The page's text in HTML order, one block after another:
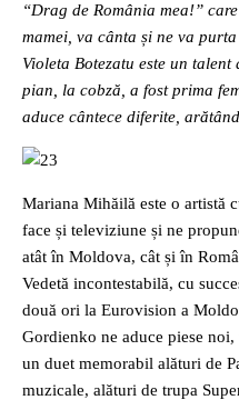
“Drag de România mea!”
mamei, va cânta și ne va
Violeta Botezatu este un
pian, la cobză, a fost prima
aduce cântece diferite,
Mariana Mihăilă este o artistă
face și televiziune și ne
atât în Moldova, cât și în
Vedetă incontestabilă, cu
două ori la Eurovision a
Gordienko ne aduce piese
un duet memorabil alături de
muzicale, alături de trupa